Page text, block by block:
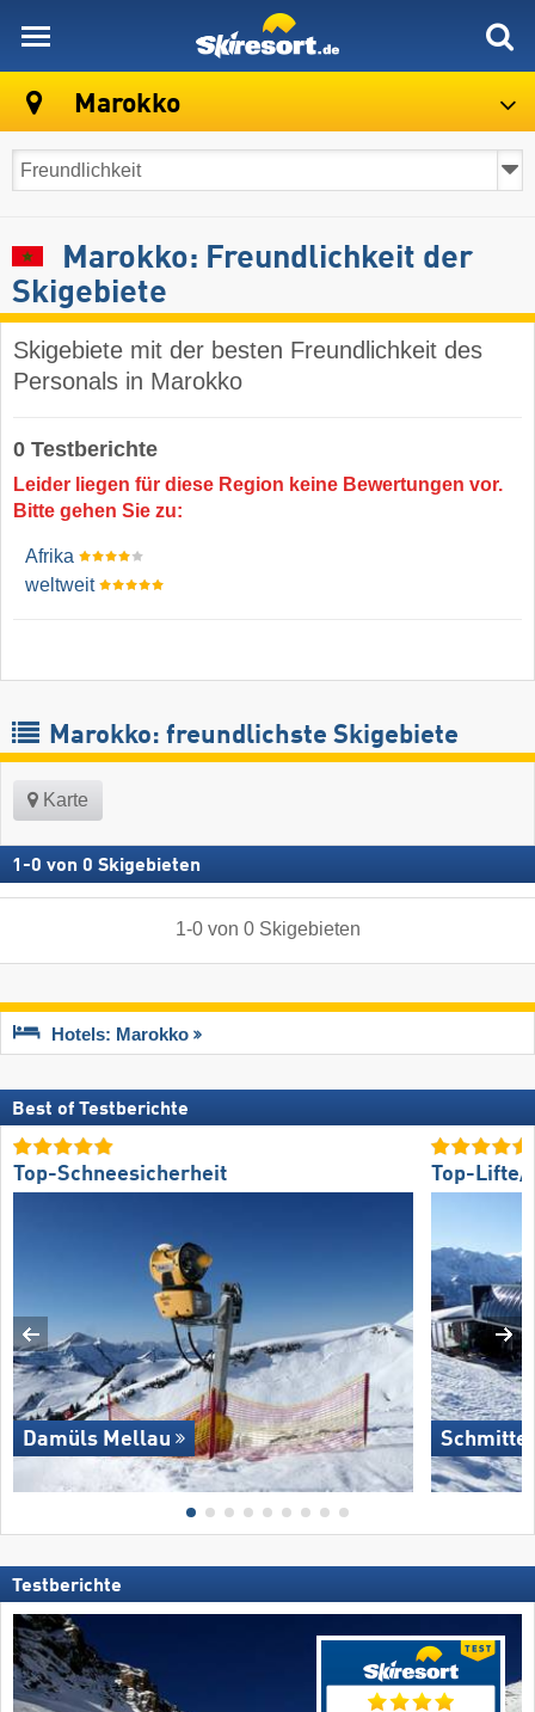
Marokko
Marokko: Freundlichkeit der
Skigebiete
Skigebiete mit der besten Freundlichkeit des
Personals in Marokko
0 Testberichte
Leider liegen für diese Region keine Bewertungen vor.
Bitte gehen Sie zu:
Afrika
weltweit
Marokko: freundlichste Skigebiete
Karte
1 -0 von 0 Skigebieten
1-0von 0 Skigebieten
Hotels: Marokko
Best of Testberichte
Top-Schneesicherheit
Damüls Mellau
Top-Lifte/
Testberichte